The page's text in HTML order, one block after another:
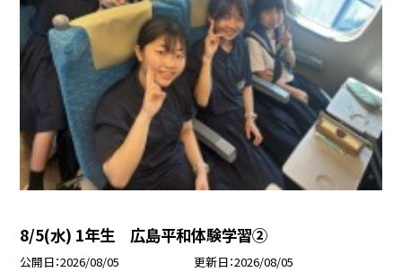
8/5(水) 1年生 広島平和体験学習②
公開日 2026/08/05 更新日 2026/08/05